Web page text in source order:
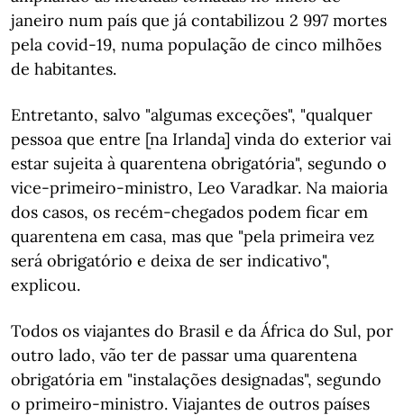
janeiro num país que já contabilizou 2 997 mortes
pela covid-19, numa população de cinco milhões
de habitantes.
Entretanto, salvo "algumas exceções", "qualquer
pessoa que entre [na Irlanda] vinda do exterior vai
estar sujeita à quarentena obrigatória", segundo o
vice-primeiro-ministro, Leo Varadkar. Na maioria
dos casos, os recém-chegados podem ficar em
quarentena em casa, mas que "pela primeira vez
será obrigatório e deixa de ser indicativo",
explicou.
Todos os viajantes do Brasil e da África do Sul, por
outro lado, vão ter de passar uma quarentena
obrigatória em "instalações designadas", segundo
o primeiro-ministro. Viajantes de outros países